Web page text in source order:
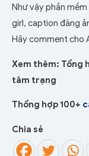
Như vậy phần
girl, caption đăng
Hãy comment cho
Xem thêm: Tổng
tâm trạng
Thổng hợp 100+
Chia sẻ